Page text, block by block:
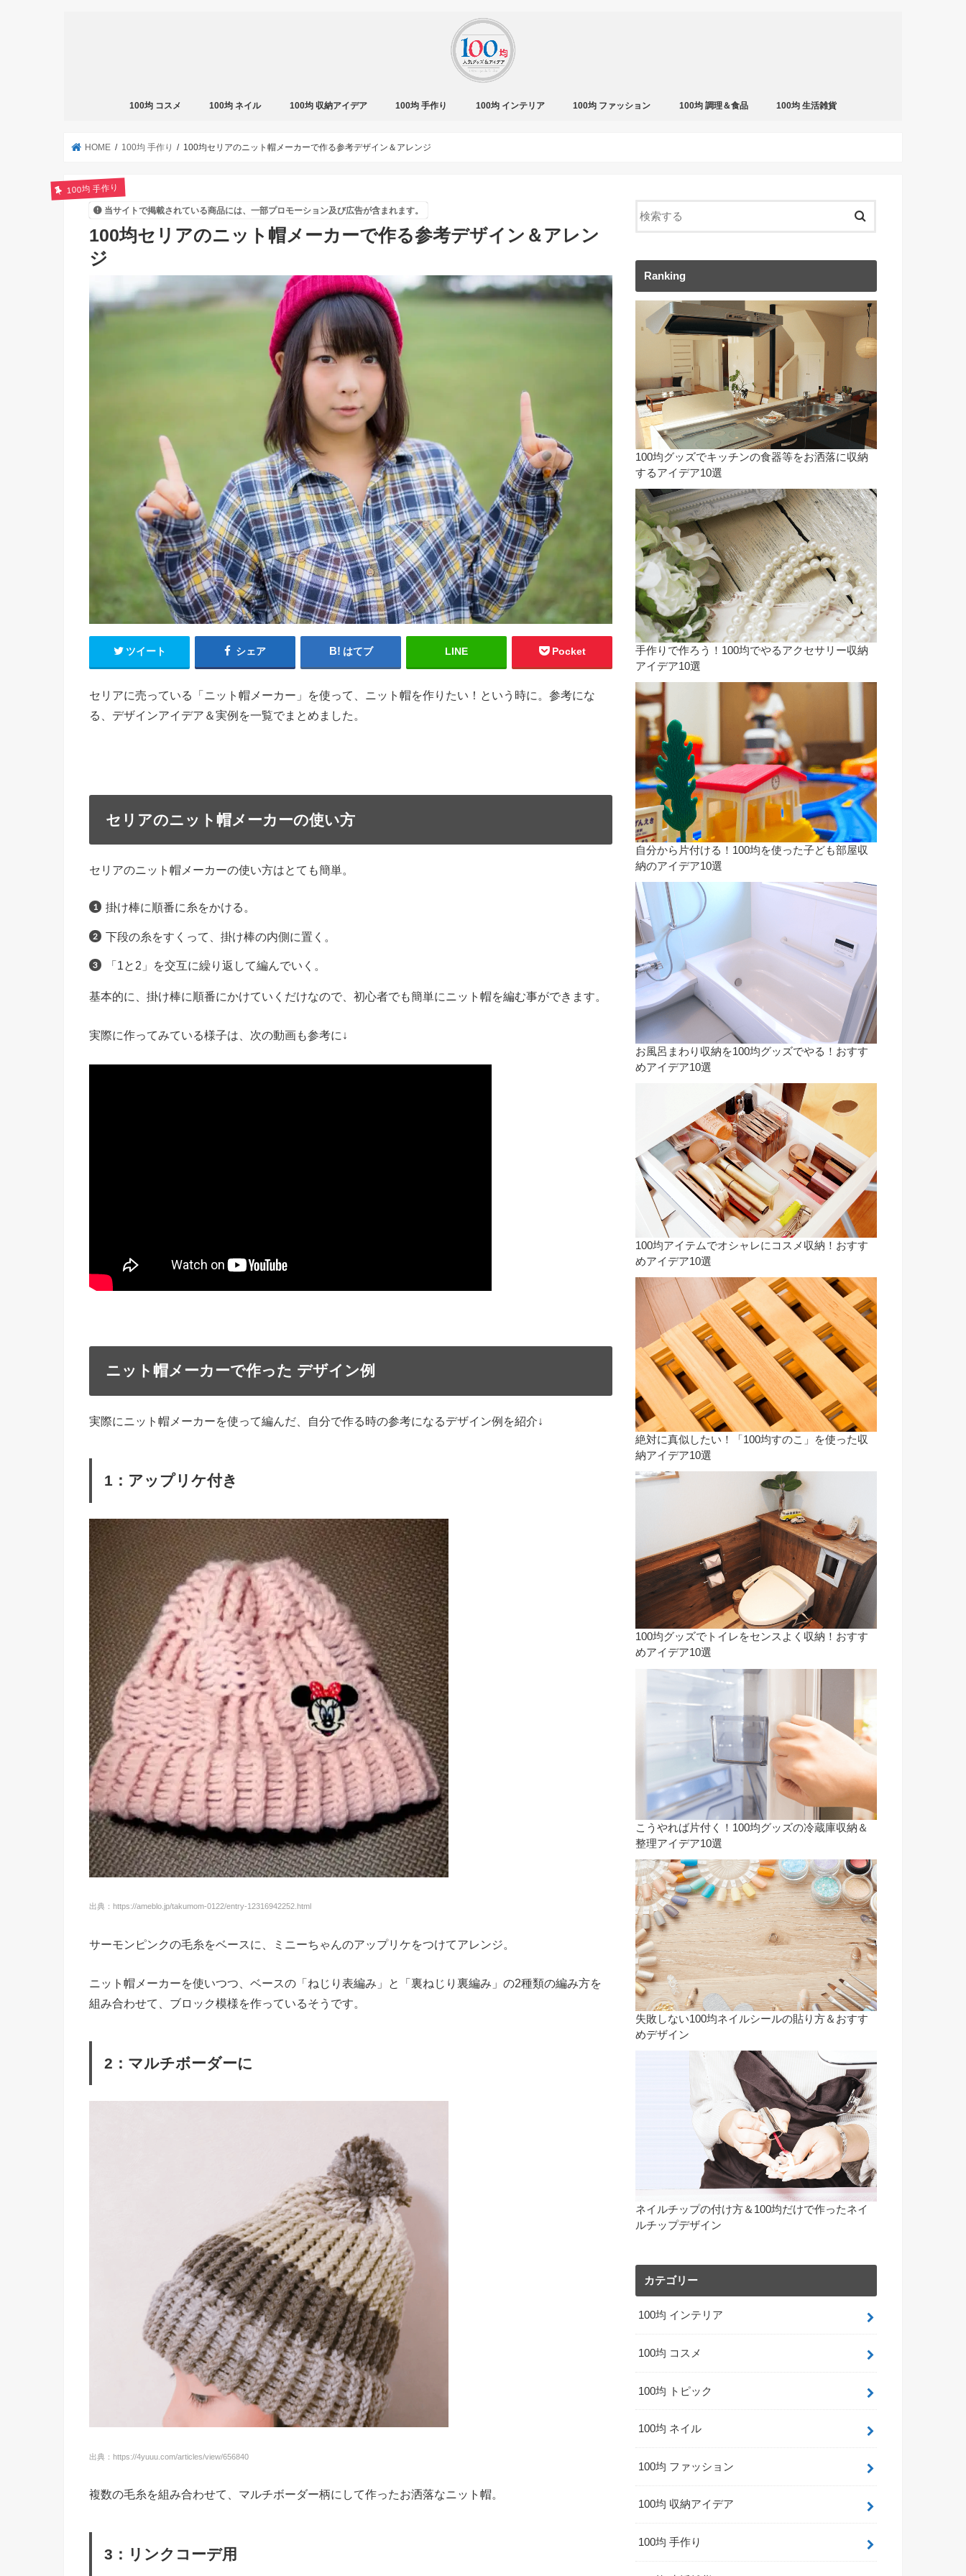
100均 コスメ 100均 ネイル 100均 収納アイデア 100均 手作り 100均 インテリア 100均 ファッション 100均 調理＆食品 100均 生活雑貨
HOME 100均 手作り 100均セリアのニット帽メーカーで作る参考デザイン＆アレンジ
100均 手作り
当サイトで掲載されている商品には、一部プロモーション及び広告が含まれます。
100均セリアのニット帽メーカーで作る参考デザイン＆アレン
ジ
ツイート シェア はてブ LINE Pocket
セリアに売っている「ニット帽メーカー」を使って、ニット帽を作りたい！という時に。参考にな
る、デザインアイデア＆実例を一覧でまとめました。
セリアのニット帽メーカーの使い方
セリアのニット帽メーカーの使い方はとても簡単。
掛け棒に順番に糸をかける。
下段の糸をすくって、掛け棒の内側に置く。
「1と2」を交互に繰り返して編んでいく。
基本的に、掛け棒に順番にかけていくだけなので、初心者でも簡単にニット帽を編む事ができます。
実際に作ってみている様子は、次の動画も参考に↓
ニット帽メーカーで作った デザイン例
実際にニット帽メーカーを使って編んだ、自分で作る時の参考になるデザイン例を紹介↓
1：アップリケ付き
出典：https://ameblo.jp/takumom-0122/entry-12316942252.html
サーモンピンクの毛糸をベースに、ミニーちゃんのアップリケをつけてアレンジ。
ニット帽メーカーを使いつつ、ベースの「ねじり表編み」と「裏ねじり裏編み」の2種類の編み方を
組み合わせて、ブロック模様を作っているそうです。
2：マルチボーダーに
出典：https://4yuuu.com/articles/view/656840
複数の毛糸を組み合わせて、マルチボーダー柄にして作ったお洒落なニット帽。
3：リンクコーデ用
Ranking
100均グッズでキッチンの食器等をお洒落に収納
するアイデア10選
手作りで作ろう！100均でやるアクセサリー収納
アイデア10選
自分から片付ける！100均を使った子ども部屋収
納のアイデア10選
お風呂まわり収納を100均グッズでやる！おすす
めアイデア10選
100均アイテムでオシャレにコスメ収納！おすす
めアイデア10選
絶対に真似したい！「100均すのこ」を使った収
納アイデア10選
100均グッズでトイレをセンスよく収納！おすす
めアイデア10選
こうやれば片付く！100均グッズの冷蔵庫収納＆
整理アイデア10選
失敗しない100均ネイルシールの貼り方＆おすす
めデザイン
ネイルチップの付け方＆100均だけで作ったネイ
ルチップデザイン
カテゴリー
100均 インテリア
100均 コスメ
100均 トピック
100均 ネイル
100均 ファッション
100均 収納アイデア
100均 手作り